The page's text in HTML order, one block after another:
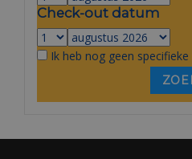
Check-out datum
Ik heb nog geen